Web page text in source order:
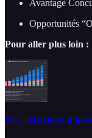
Avantage
Opportunités
Pour aller plus loin :
#75 - Ma thèse